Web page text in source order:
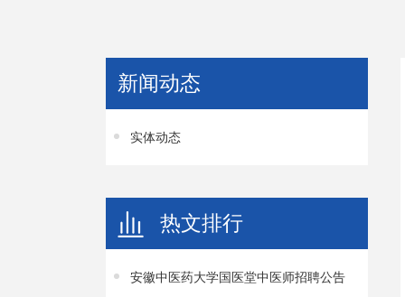
新闻动态
实体动态
热文排行
安徽中医药大学国医堂中医师招聘公告